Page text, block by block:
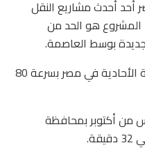
أحد أحدث مشاريع النقل
المشروع هو الحد من
بوسط العاصمة.
سيكون هناك خطان للسكك الحديدية الأحادية في مصر بسرعة 80
من أكتوبر بمحافظة